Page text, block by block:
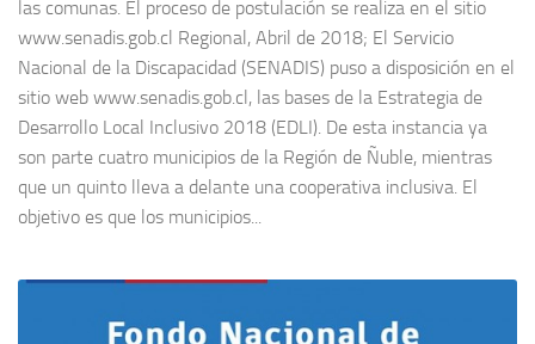
las comunas. El proceso de postulación se realiza en el sitio
www.senadis.gob.cl Regional, Abril de 2018; El Servicio
Nacional de la Discapacidad (SENADIS) puso a disposición en el
sitio web www.senadis.gob.cl, las bases de la Estrategia de
Desarrollo Local Inclusivo 2018 (EDLI). De esta instancia ya
son parte cuatro municipios de la Región de Ñuble, mientras
que un quinto lleva a delante una cooperativa inclusiva. El
objetivo es que los municipios...